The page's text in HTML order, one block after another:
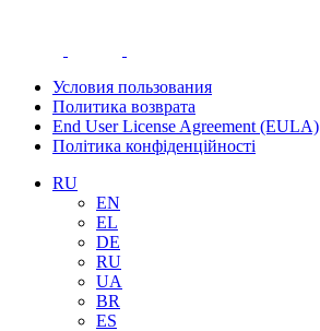
Условия пользования
Политика возврата
End User License Agreement (EULA)
Політика конфіденційності
RU
EN
EL
DE
RU
UA
BR
ES